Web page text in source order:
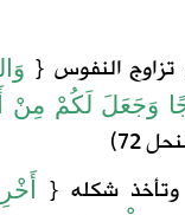
النفوس {
وَجَعَلَ لَكُمْ مِنْ
شكله {